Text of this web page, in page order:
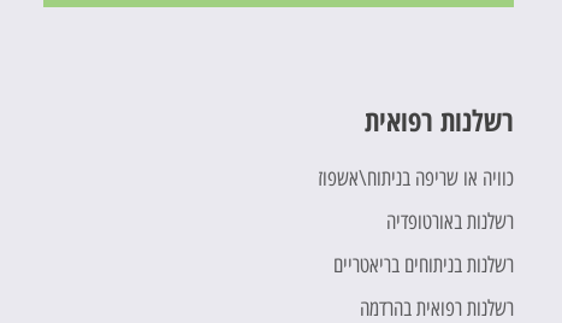
רשלנות רפואית
כוויה או שריפה בניתוח\אשפוז
רשלנות באורטופדיה
רשלנות בניתוחים בריאטריים
רשלנות רפואית בהרדמה